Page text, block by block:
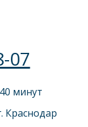
07
минут
Краснодар